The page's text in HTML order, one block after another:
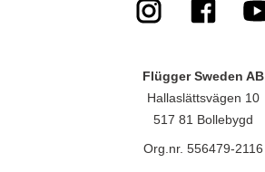
Flügger Sweden AB
Hallaslättsvägen 10
517 81 Bollebygd
Org.nr. 556479-2116